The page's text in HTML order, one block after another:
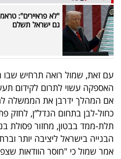
"לא פראיירים":
גם ישראל תשלם
עם זאת, שמול רואה תרחיש
האספקה עשוי לתרום לקידום
אם המהלך ידרבן את הממשלה
כחול-לבן בתחום הנדל”ן, לחזק
תלת-ממד בבטון, מחזור פסולת
הבנייה בישראל ליציבה יותר
אמר שמול כי "חוסר הוודאות